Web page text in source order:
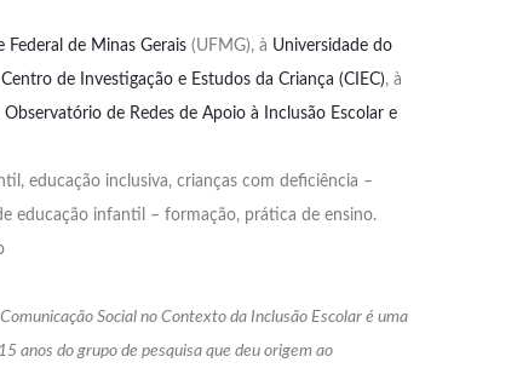
Federal de Minas Gerais (UFMG), à Universidade do
de Investigação e Estudos da Criança (CIEC), à
Observatório de Redes de Apoio à Inclusão Escolar e
educação inclusiva, crianças com deficiência –
educação infantil – formação, prática de ensino.
Social no Contexto da Inclusão Escolar é uma
anos do grupo de pesquisa que deu origem ao